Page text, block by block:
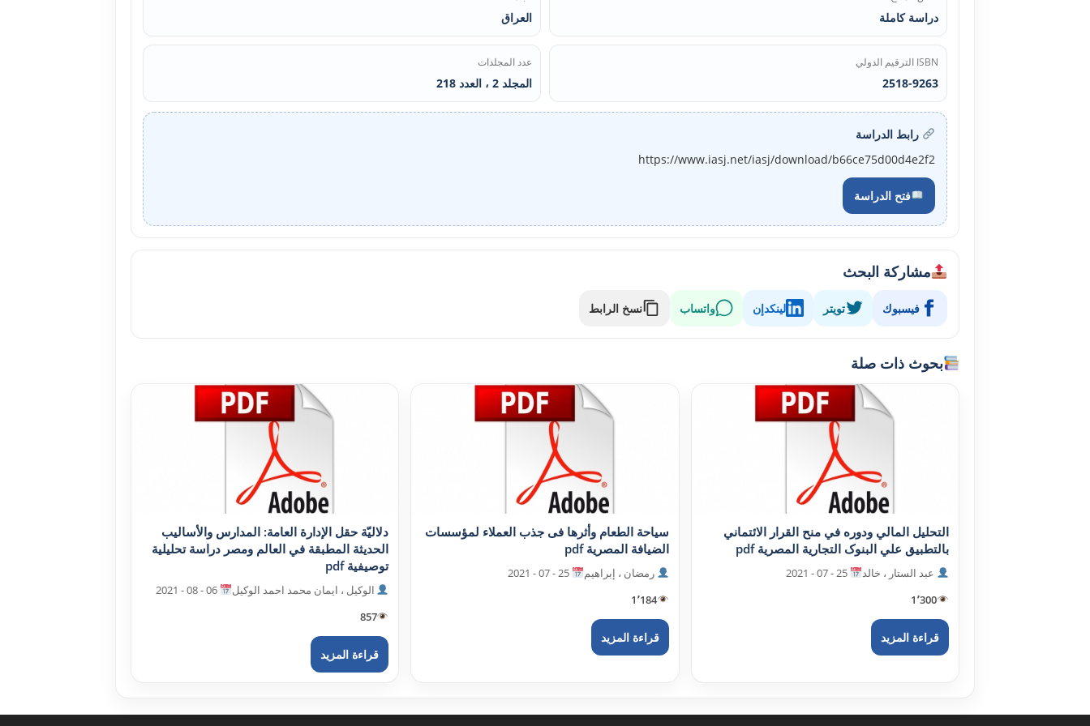
دراسة كاملة العراق
ISBN الترقيم الدولي
2518-9263
عدد المجلدات
المجلد 2 ، العدد 218
رابط الدراسة
https://www.iasj.net/iasj/download/b66ce75d00d4e2f2
فتح الدراسة
مشاركة البحث
فيسبوك تويتر لينكدإن واتساب نسخ الرابط
بحوث ذات صلة
التحليل المالي ودوره في منح القرار الائتماني
بالتطبيق علي البنوک التجارية المصرية pdf
عبد الستار ، خالد
1٬300
قراءة المزيد
سياحة الطعام وأثرها فى جذب العملاء لمؤسسات
الضيافة المصرية pdf
رمضان ، إبراهيم
1٬184
قراءة المزيد
دلاليّة حقل الإدارة العامة: المدارس والأساليب
الحديثة المطبقة في العالم ومصر دراسة تحليلية
توصيفية pdf
الوکيل ، ايمان محمد احمد الوکيل
06 - 08 - 2021
857
قراءة المزيد